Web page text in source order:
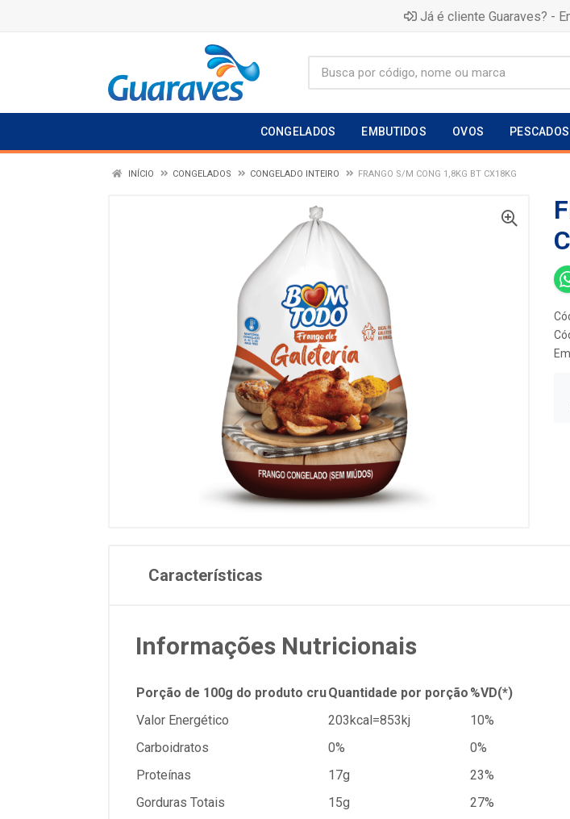
Já é cliente Guaraves? -
CONGELADOS EMBUTIDOS OVOS PESCADOS
INÍCIO CONGELADOS CONGELADO INTEIRO FRANGO S/M CONG 1,8KG BT CX18KG
Características
Informações Nutricionais
Porção de 100g do produto cruQuantidade por porção %VD(*)
Valor Energético
203kcal=853kj
10%
Carboidratos
0%
0%
Proteínas
17g
23%
Gorduras Totais
15g
27%